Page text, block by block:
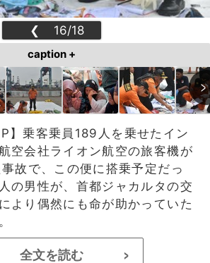
❮
16/18
❯
caption +
】乗客乗員189人を乗せたイン
空会社ライオン航空の旅客機が
故で、この便に搭乗予定だっ
の男性が、首都ジャカルタの交
より偶然にも命が助かっていた
全文を読む >